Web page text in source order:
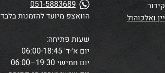
051-5883689
הוואצפ מיועד להזמנות בלבד
שעות פתיחה:
יום א'-ד' 06:00-18:45
יום חמישי 19:30–06:00
קירור
יין ואלכוהול